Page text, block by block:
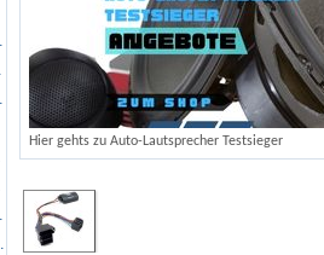
Hier gehts zu Auto-Lautsprecher Testsieger